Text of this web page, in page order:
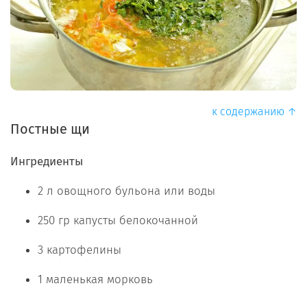
к содержанию ↑
Постные щи
Ингредиенты
2 л овощного бульона или воды
250 гр капусты белокочанной
3 картофелины
1 маленькая морковь